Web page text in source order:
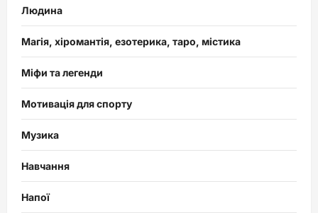
Людина
Магія, хіромантія, езотерика, таро, містика
Міфи та легенди
Мотивація для спорту
Музика
Навчання
Напої